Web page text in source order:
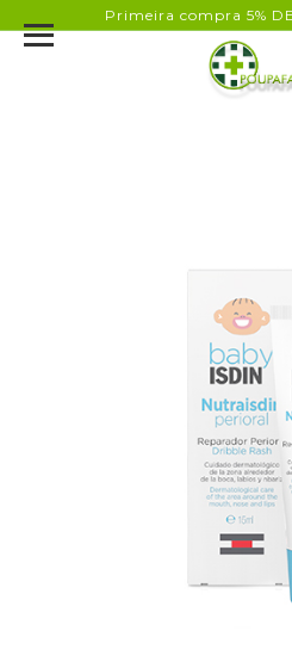
Primeira compra 5%